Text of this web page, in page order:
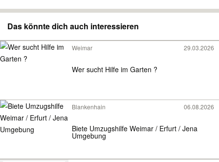
Das könnte dich auch interessieren
Weimar 29.03.2026
Wer sucht Hilfe im Garten ?
Blankenhain 06.08.2026
Biete Umzugshilfe Weimar / Erfurt / Jena
Umgebung